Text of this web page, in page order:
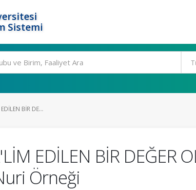
Sistemi
BİR DE...
EDİLEN BİR DEĞER
Örneği